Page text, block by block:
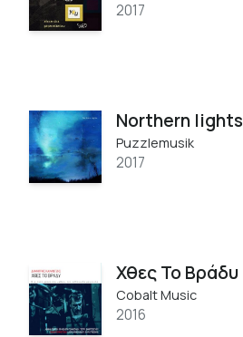
2017
Northern lights
Puzzlemusik
2017
Χθες Το Βράδυ
Cobalt Music
2016